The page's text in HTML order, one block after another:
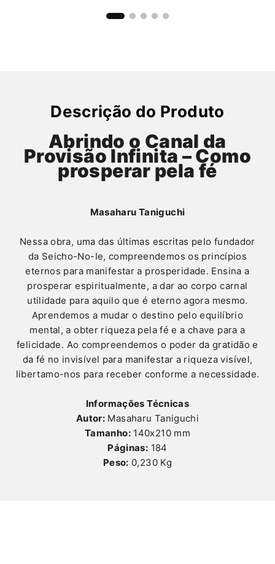
Descrição do Produto
Abrindo o Canal da
Provisão Infinita – Como
prosperar pela fé
Masaharu Taniguchi
Nessa obra, uma das últimas escritas pelo fundador
da Seicho-No-Ie, compreendemos os princípios
eternos para manifestar a prosperidade. Ensina a
prosperar espiritualmente, a dar ao corpo carnal
utilidade para aquilo que é eterno agora mesmo.
Aprendemos a mudar o destino pelo equilíbrio
mental, a obter riqueza pela fé e a chave para a
felicidade. Ao compreendemos o poder da gratidão e
da fé no invisível para manifestar a riqueza visível,
libertamo-nos para receber conforme a necessidade.
Informações Técnicas
Autor: Masaharu Taniguchi
Tamanho:140x210 mm
Páginas: 184
Peso: 0,230 Kg